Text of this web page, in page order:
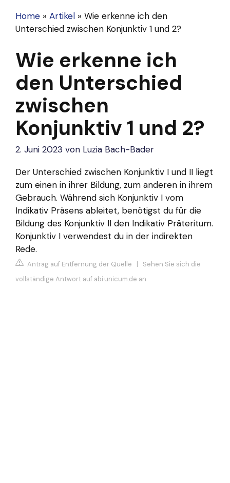
Home » Artikel » Wie erkenne ich den
Unterschied zwischen Konjunktiv 1 und 2?
Wie erkenne ich
den Unterschied
zwischen
Konjunktiv 1 und 2?
2. Juni 2023 von Luzia Bach-Bader
Der Unterschied zwischen Konjunktiv I und II liegt
zum einen in ihrer Bildung, zum anderen in ihrem
Gebrauch. Während sich Konjunktiv I vom
Indikativ Präsens ableitet, benötigst du für die
Bildung des Konjunktiv II den Indikativ Präteritum.
Konjunktiv I verwendest du in der indirekten
Rede.
Antrag auf Entfernung der Quelle | Sehen Sie sich die
vollständige Antwort auf abi.unicum.de an